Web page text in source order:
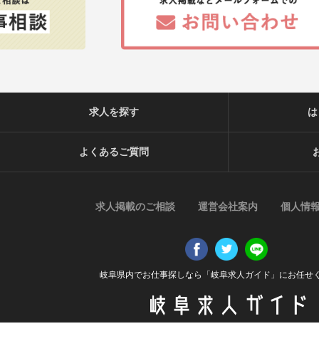
貴殿には、貴殿の個人情報の利用目的の通知、開示、内容の
の停止、消去及び第三者への提供の停止（以下、「開示等」
た場合には、遅滞なく対応します。
【統計処理されたデータの利用】
ご連絡ください。
岐阜県内でお仕事探しなら「岐阜求人ガイド」にお任せ
求人を探す
よくあるご質問
求人掲載のご相談 運営会社案内 個人情